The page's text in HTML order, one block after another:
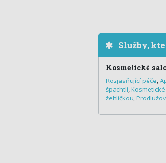
Služby,
Kosmetické
Rozjasňující péče,
špachtlí,
žehličkou,